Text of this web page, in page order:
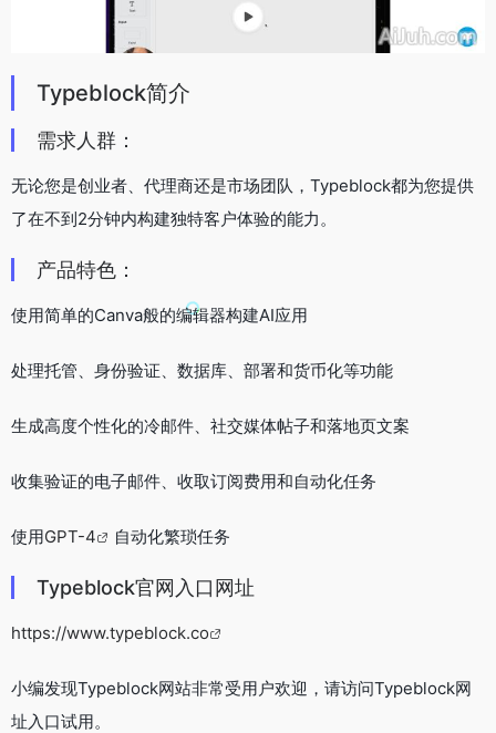
Typeblock简介
需求人群：
无论您是创业者、代理商还是市场团队，Typeblock都为您提供
了在不到2分钟内构建独特客户体验的能力。
产品特色：
使用简单的Canva般的编辑器构建AI应用
处理托管、身份验证、数据库、部署和货币化等功能
生成高度个性化的冷邮件、社交媒体帖子和落地页文案
收集验证的电子邮件、收取订阅费用和自动化任务
使用GPT-4 自动化繁琐任务
Typeblock官网入口网址
https://www.typeblock.co
小编发现Typeblock网站非常受用户欢迎，请访问Typeblock网
址入口试用。